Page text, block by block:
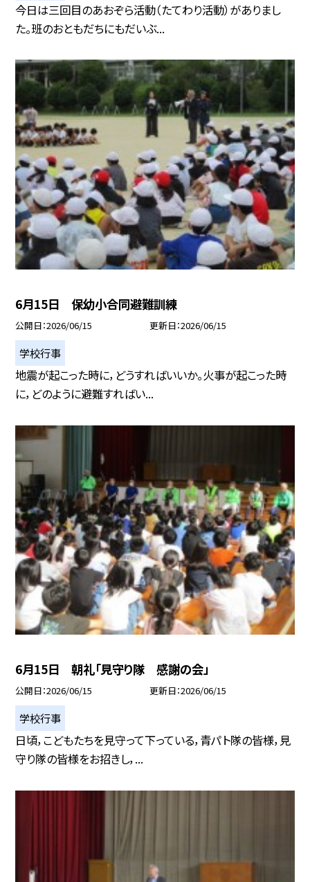
今日は三回目のあおぞら活動（たてわり活動）がありまし
た。班のおともだちにもだいぶ...
6月15日 保幼小合同避難訓練
公開日 2026/06/15 更新日 2026/06/15
学校行事
地震が起こった時に，どうすればいいか。火事が起こった時
に，どのように避難すればい...
6月15日 朝礼「見守り隊 感謝の会」
公開日 2026/06/15 更新日 2026/06/15
学校行事
日頃，こどもたちを見守って下っている，青パト隊の皆様，見
守り隊の皆様をお招きし，...